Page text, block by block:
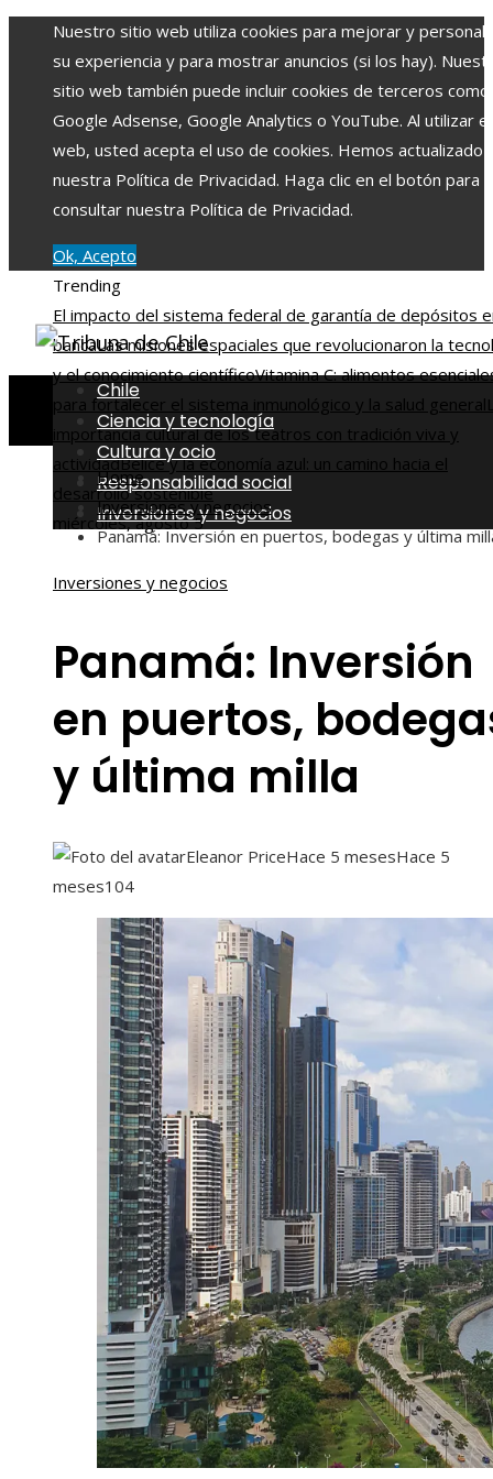
Nuestro sitio web utiliza cookies para mejorar y
su experiencia y para mostrar anuncios (si los hay).
sitio web también puede incluir cookies de terceros como
Google Adsense, Google Analytics o YouTube. Al utilizar
web, usted acepta el uso de cookies. Hemos actualizado
nuestra Política de Privacidad. Haga clic en el botón para
consultar nuestra Política de Privacidad.
Ok, Acepto
Trending
El impacto del sistema federal de garantía de depósitos
bancaLas misiones espaciales que revolucionaron la
y el conocimiento científicoVitamina C: alimentos
para fortalecer el sistema inmunológico y la salud general
importancia cultural de los teatros con tradición viva y
actividadBelice y la economía azul: un camino hacia el
desarrollo sostenible
miércoles, agosto 5
Chile
Ciencia y tecnología
Cultura y ocio
Responsabilidad social
Inversiones y negocios
Home
Inversiones y negocios
Panamá: Inversión en puertos, bodegas y última
Inversiones y negocios
Panamá: Inversión
en puertos,
y última milla
Eleanor PriceHace 5 mesesHace 5
meses104